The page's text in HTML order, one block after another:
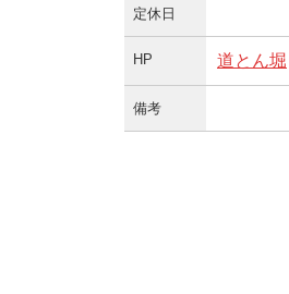
定休日
HP 道とん堀
備考